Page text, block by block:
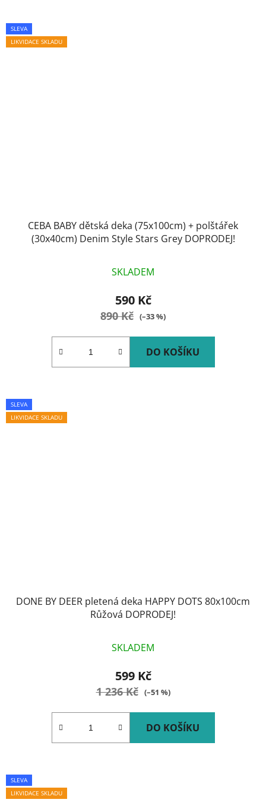
SLEVA
LIKVIDACE SKLADU
CEBA BABY dětská deka (75x100cm) + polštářek
(30x40cm) Denim Style Stars Grey DOPRODEJ!
SKLADEM
590 Kč
890 Kč (–33 %)
DO KOŠÍKU
SLEVA
LIKVIDACE SKLADU
DONE BY DEER pletená deka HAPPY DOTS 80x100cm
Růžová DOPRODEJ!
SKLADEM
599 Kč
1 236 Kč (–51 %)
DO KOŠÍKU
SLEVA
LIKVIDACE SKLADU